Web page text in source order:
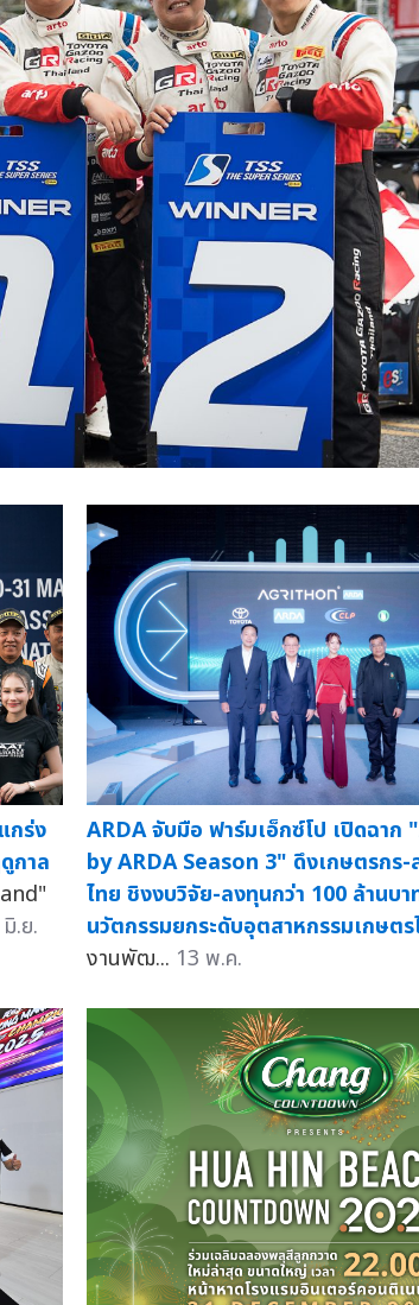
กร่ง
กาล
.ย.
ARDA จับมือ ฟาร์มเอ็กซ์โป เปิดฉาก
by ARDA Season 3" ดึงเกษตรกร
ไทย ชิงงบวิจัย-ลงทุนกว่า 100 ล้านบา
นวัตกรรมยกระดับอุตสาหกรรมเกษตร
งานพัฒ... 13 พ.ค.